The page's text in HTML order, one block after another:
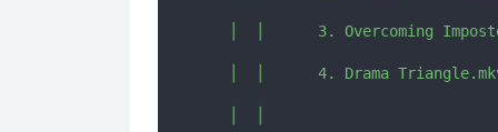
│  │      3. Overcoming
│  │      4. Drama